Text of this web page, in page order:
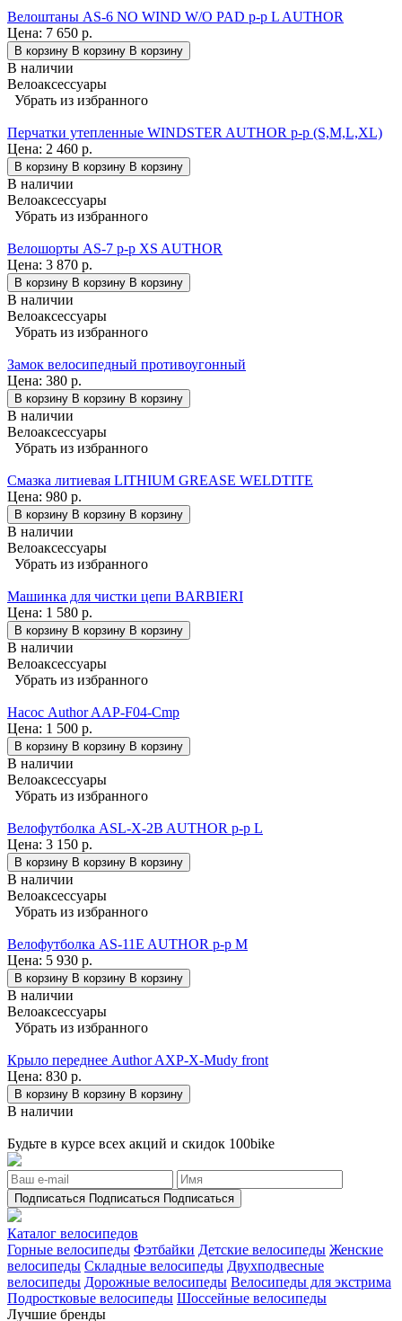
Велоштаны AS-6 NO WIND W/O PAD р-р L AUTHOR
Цена: 7 650 р.
В корзину В корзину В корзину
В наличии
Велоаксессуары
Убрать из избранного
Перчатки утепленные WINDSTER AUTHOR p-p (S,M,L,XL)
Цена: 2 460 р.
В корзину В корзину В корзину
В наличии
Велоаксессуары
Убрать из избранного
Велошорты AS-7 р-р XS AUTHOR
Цена: 3 870 р.
В корзину В корзину В корзину
В наличии
Велоаксессуары
Убрать из избранного
Замок велосипедный противоугонный
Цена: 380 р.
В корзину В корзину В корзину
В наличии
Велоаксессуары
Убрать из избранного
Смазка литиевая LITHIUM GREASE WELDTITE
Цена: 980 р.
В корзину В корзину В корзину
В наличии
Велоаксессуары
Убрать из избранного
Машинка для чистки цепи BARBIERI
Цена: 1 580 р.
В корзину В корзину В корзину
В наличии
Велоаксессуары
Убрать из избранного
Насос Author AAP-F04-Cmp
Цена: 1 500 р.
В корзину В корзину В корзину
В наличии
Велоаксессуары
Убрать из избранного
Велофутболка ASL-X-2B AUTHOR р-р L
Цена: 3 150 р.
В корзину В корзину В корзину
В наличии
Велоаксессуары
Убрать из избранного
Велофутболка AS-11E AUTHOR р-р M
Цена: 5 930 р.
В корзину В корзину В корзину
В наличии
Велоаксессуары
Убрать из избранного
Крыло переднее Author AXP-X-Mudy front
Цена: 830 р.
В корзину В корзину В корзину
В наличии
Будьте в курсе всех акций и скидок 100bike
Подписаться Подписаться Подписаться
Каталог велосипедов
Горные велосипеды Фэтбайки Детские велосипеды Женские
велосипеды Складные велосипеды Двухподвесные
велосипеды Дорожные велосипеды Велосипеды для экстрима
Подростковые велосипеды Шоссейные велосипеды
Лучшие бренды